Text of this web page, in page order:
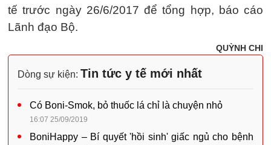
tế trước ngày 26/6/2017 để tổng hợp, báo cáo
Lãnh đạo Bộ.
QUỲNH CHI
Dòng sự kiện: Tin tức y tế mới nhất
Có Boni-Smok, bỏ thuốc lá chỉ là chuyện nhỏ
16:07 25/09/2019
BoniHappy – Bí quyết 'hồi sinh' giấc ngủ cho bệnh